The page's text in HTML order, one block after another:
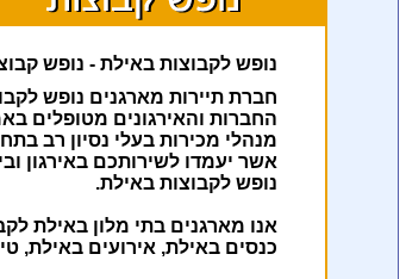
נופש לקבוצות באילת - נופש
חברת תיירות מארגנים נופש
החברות והאירגונים מטופלים
מנהלי מכירות בעלי נסיון רב
אשר יעמדו לשירותכם באירגון
נופש לקבוצות באילת.
אנו מארגנים בתי מלון באילת
כנסים באילת, אירועים באילת,